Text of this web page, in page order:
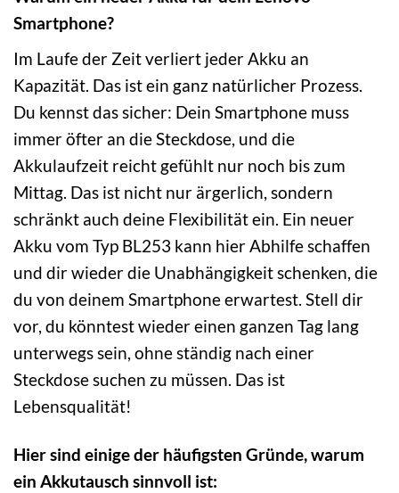
Smartphone?
Im Laufe der Zeit verliert jeder Akku an
Kapazität. Das ist ein ganz natürlicher Prozess.
Du kennst das sicher: Dein Smartphone muss
immer öfter an die Steckdose, und die
Akkulaufzeit reicht gefühlt nur noch bis zum
Mittag. Das ist nicht nur ärgerlich, sondern
schränkt auch deine Flexibilität ein. Ein neuer
Akku vom Typ BL253 kann hier Abhilfe schaffen
und dir wieder die Unabhängigkeit schenken, die
du von deinem Smartphone erwartest. Stell dir
vor, du könntest wieder einen ganzen Tag lang
unterwegs sein, ohne ständig nach einer
Steckdose suchen zu müssen. Das ist
Lebensqualität!
Hier sind einige der häufigsten Gründe, warum
ein Akkutausch sinnvoll ist: